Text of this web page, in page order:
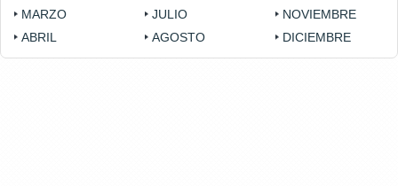
MARZO
ABRIL
JULIO
AGOSTO
NOVIEMBRE
DICIEMBRE